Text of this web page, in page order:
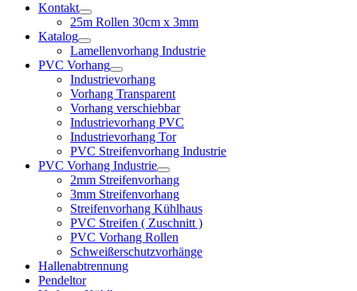
Kontakt
25m Rollen 30cm x 3mm
Katalog
Lamellenvorhang Industrie
PVC Vorhang
Industrievorhang
Vorhang Transparent
Vorhang verschiebbar
Industrievorhang PVC
Industrievorhang Tor
PVC Streifenvorhang Industrie
PVC Vorhang Industrie
2mm Streifenvorhang
3mm Streifenvorhang
Streifenvorhang Kühlhaus
PVC Streifen ( Zuschnitt )
PVC Vorhang Rollen
Schweißerschutzvorhänge
Hallenabtrennung
Pendeltor